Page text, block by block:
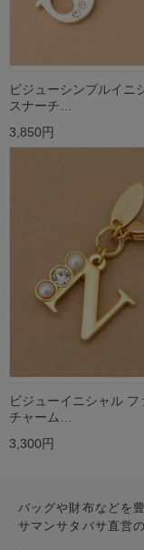
ビジューシンプルイニ
スナーチ…
3,850円
ビジューイニシャル フ
チャーム…
3,300円
バッグや財布などを
サマンサタバサ直営